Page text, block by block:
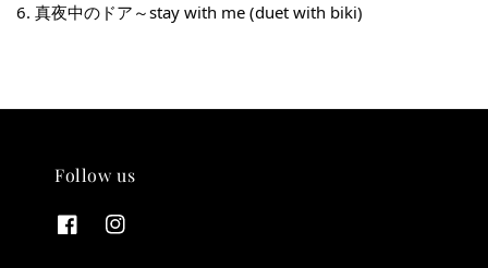
NT$ 480
6. 真夜中のドア～stay with me (duet with biki)
Follow us